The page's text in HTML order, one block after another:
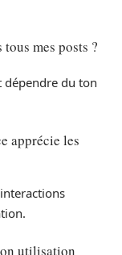
mes posts ?
du ton
apprécie les
utilisation